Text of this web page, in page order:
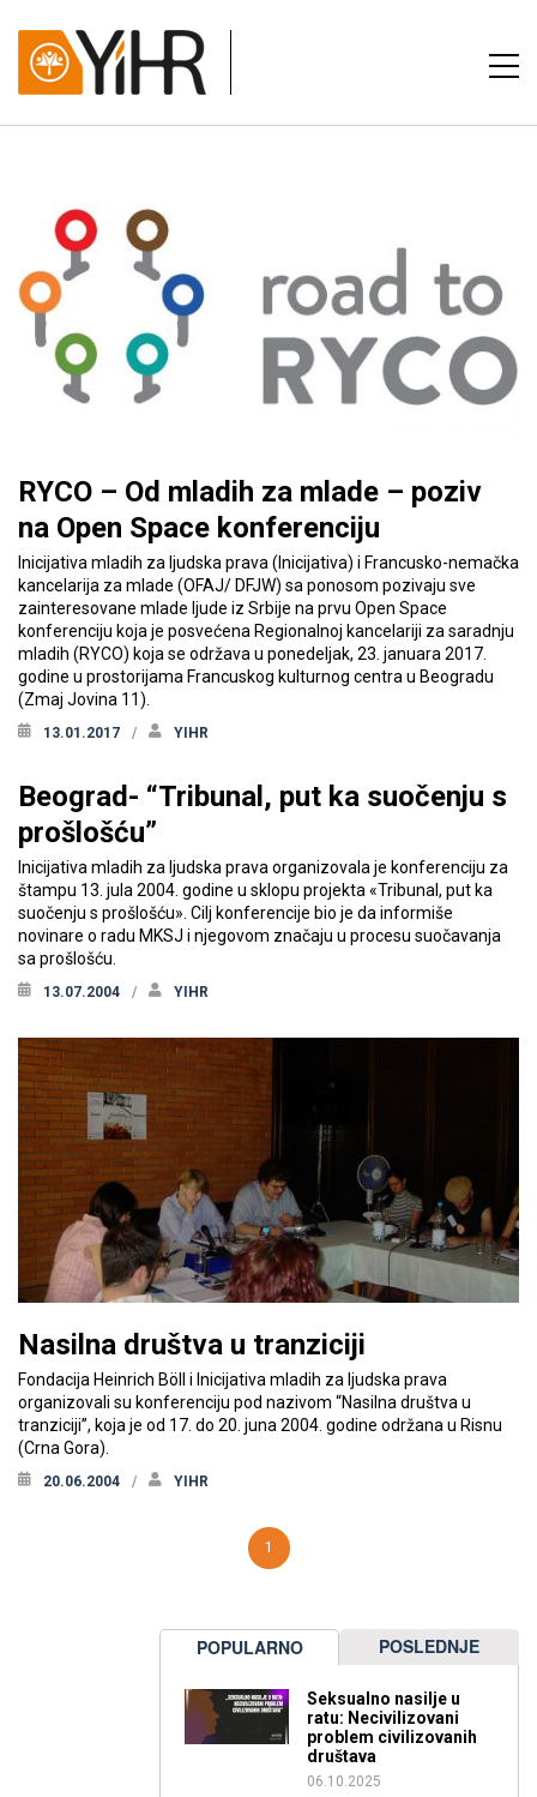
RYCO – Od mladih za mlade – poziv
na Open Space konferenciju
Inicijativa mladih za ljudska prava (Inicijativa) i Francusko-nemačka
kancelarija za mlade (OFAJ/ DFJW) sa ponosom pozivaju sve
zainteresovane mlade ljude iz Srbije na prvu Open Space
konferenciju koja je posvećena Regionalnoj kancelariji za saradnju
mladih (RYCO) koja se održava u ponedeljak, 23. januara 2017.
godine u prostorijama Francuskog kulturnog centra u Beogradu
(Zmaj Jovina 11).
13.01.2017 YIHR
Beograd- “Tribunal, put ka suočenju s
prošlošću”
Inicijativa mladih za ljudska prava organizovala je konferenciju za
štampu 13. jula 2004. godine u sklopu projekta «Tribunal, put ka
suočenju s prošlošću». Cilj konferencije bio je da informiše
novinare o radu MKSJ i njegovom značaju u procesu suočavanja
sa prošlošću.
13.07.2004 YIHR
Nasilna društva u tranziciji
Fondacija Heinrich Böll i Inicijativa mladih za ljudska prava
organizovali su konferenciju pod nazivom “Nasilna društva u
tranziciji”, koja je od 17. do 20. juna 2004. godine održana u Risnu
(Crna Gora).
20.06.2004 YIHR
1
POPULARNO POSLEDNJE
Seksualno nasilje u
ratu: Necivilizovani
problem civilizovanih
društava
06.10.2025